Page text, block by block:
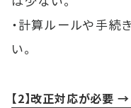
・計算ルールや手続
い。
【2】改正対応が必要